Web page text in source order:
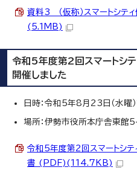
資料3 （仮称）スマートシテ
(5.1MB)
令和5年度第2回スマートシ
開催しました
日時：令和5年8月23日（水曜
場所：伊勢市役所本庁舎東館
令和5年度第2回スマートシ
書 (PDF)(114.7KB)